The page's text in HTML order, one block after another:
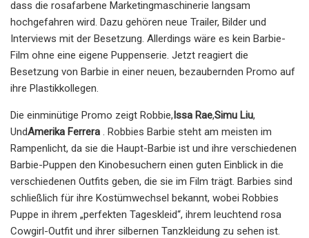
dass die rosafarbene Marketingmaschinerie langsam
hochgefahren wird. Dazu gehören neue Trailer, Bilder und
Interviews mit der Besetzung. Allerdings wäre es kein Barbie-
Film ohne eine eigene Puppenserie. Jetzt reagiert die
Besetzung von Barbie in einer neuen, bezaubernden Promo auf
ihre Plastikkollegen.
Die einminütige Promo zeigt Robbie,Issa Rae,Simu Liu,
UndAmerika Ferrera . Robbies Barbie steht am meisten im
Rampenlicht, da sie die Haupt-Barbie ist und ihre verschiedenen
Barbie-Puppen den Kinobesuchern einen guten Einblick in die
verschiedenen Outfits geben, die sie im Film trägt. Barbies sind
schließlich für ihre Kostümwechsel bekannt, wobei Robbies
Puppe in ihrem „perfekten Tageskleid“, ihrem leuchtend rosa
Cowgirl-Outfit und ihrer silbernen Tanzkleidung zu sehen ist.